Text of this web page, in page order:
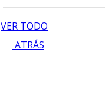
VER TODO
ATRÁS